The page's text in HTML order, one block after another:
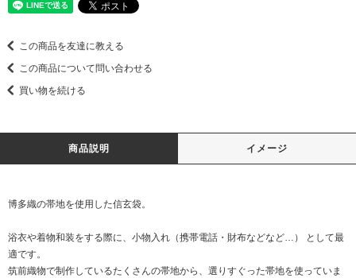
この商品を友達に教える
この商品について問い合わせる
買い物を続ける
商品説明 イメージ
博多織の帯地を使用した信玄袋。
浴衣や着物和装をする際に、小物入れ（携帯電話・財布などなど…） として最
適です。
筑前織物で制作しているたくさんの帯地から、選りすぐった帯地を使っていま